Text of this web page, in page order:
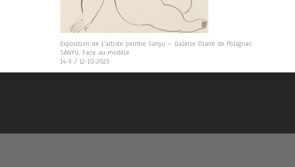
Exposition de l’artiste peintre Sanyu – Galerie Diane de Polignac
SANYU, Face au modèle
14-9 / 12-10-2023